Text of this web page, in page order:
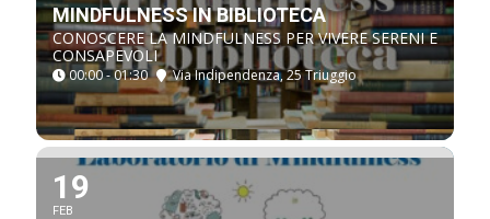
MINDFULNESS IN BIBLIOTECA
CONOSCERE LA MINDFULNESS PER VIVERE SERENI E
CONSAPEVOLI
00:00 - 01:30 Via Indipendenza, 25 Triuggio
19
FEB